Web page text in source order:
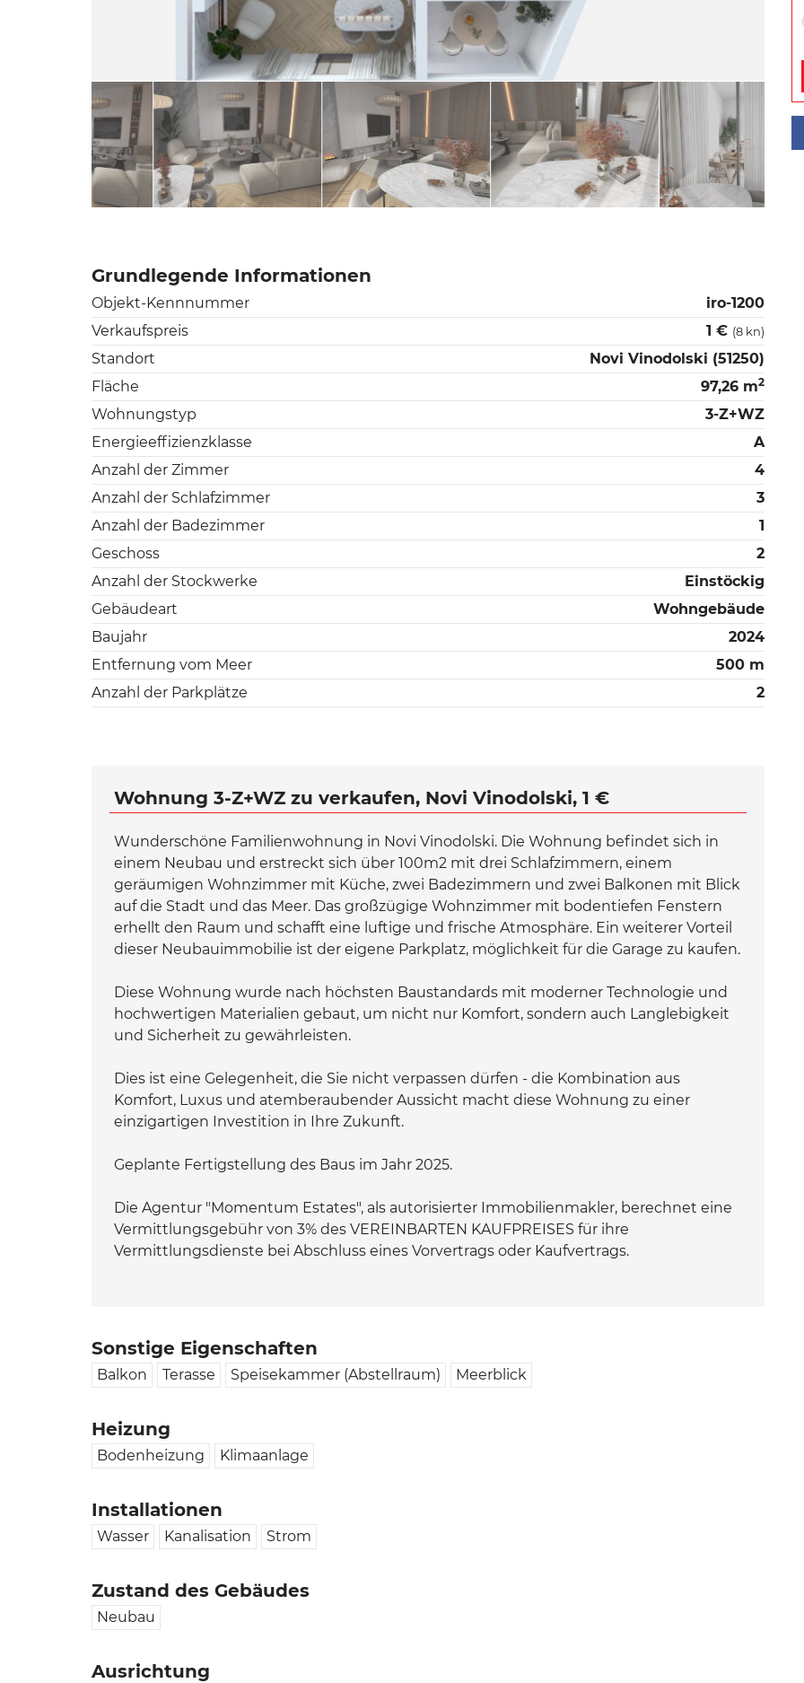
Grundlegende Informationen
Objekt-Kennnummer
iro-1200
Verkaufspreis
1 € (8 kn)
Standort
Novi Vinodolski (51250)
Fläche
97,26 m2
Wohnungstyp
3-Z+WZ
Energieeffizienzklasse
A
Anzahl der Zimmer
4
Anzahl der Schlafzimmer
3
Anzahl der Badezimmer
1
Geschoss
2
Anzahl der Stockwerke
Einstöckig
Gebäudeart
Wohngebäude
Baujahr
2024
Entfernung vom Meer
500 m
Anzahl der Parkplätze
2
Wohnung 3-Z+WZ zu verkaufen, Novi Vinodolski, 1 €
Wunderschöne Familienwohnung in Novi Vinodolski. Die Wohnung befindet sich in
einem Neubau und erstreckt sich über 100m2 mit drei Schlafzimmern, einem
geräumigen Wohnzimmer mit Küche, zwei Badezimmern und zwei Balkonen mit Blick
auf die Stadt und das Meer. Das großzügige Wohnzimmer mit bodentiefen Fenstern
erhellt den Raum und schafft eine luftige und frische Atmosphäre. Ein weiterer Vorteil
dieser Neubauimmobilie ist der eigene Parkplatz, möglichkeit für die Garage zu kaufen.
Diese Wohnung wurde nach höchsten Baustandards mit moderner Technologie und
hochwertigen Materialien gebaut, um nicht nur Komfort, sondern auch Langlebigkeit
und Sicherheit zu gewährleisten.
Dies ist eine Gelegenheit, die Sie nicht verpassen dürfen - die Kombination aus
Komfort, Luxus und atemberaubender Aussicht macht diese Wohnung zu einer
einzigartigen Investition in Ihre Zukunft.
Geplante Fertigstellung des Baus im Jahr 2025.
Die Agentur "Momentum Estates", als autorisierter Immobilienmakler, berechnet eine
Vermittlungsgebühr von 3% des VEREINBARTEN KAUFPREISES für ihre
Vermittlungsdienste bei Abschluss eines Vorvertrags oder Kaufvertrags.
Sonstige Eigenschaften
Balkon Terasse Speisekammer (Abstellraum) Meerblick
Heizung
Bodenheizung Klimaanlage
Installationen
Wasser Kanalisation Strom
Zustand des Gebäudes
Neubau
Ausrichtung